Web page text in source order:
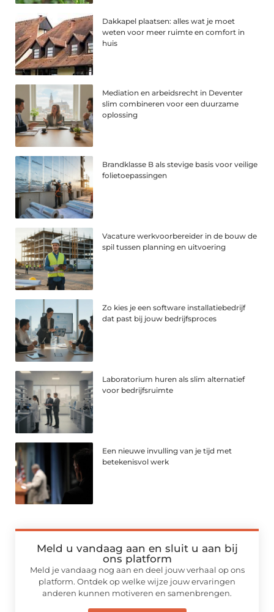
Dakkapel plaatsen: alles wat je moet
weten voor meer ruimte en comfort in
huis
Mediation en arbeidsrecht in Deventer
slim combineren voor een duurzame
oplossing
Brandklasse B als stevige basis voor veilige
folietoepassingen
Vacature werkvoorbereider in de bouw de
spil tussen planning en uitvoering
Zo kies je een software installatiebedrijf
dat past bij jouw bedrijfsproces
Laboratorium huren als slim alternatief
voor bedrijfsruimte
Een nieuwe invulling van je tijd met
betekenisvol werk
Meld u vandaag aan en sluit u aan bij
ons platform
Meld je vandaag nog aan en deel jouw verhaal op ons
platform. Ontdek op welke wijze jouw ervaringen
anderen kunnen motiveren en samenbrengen.